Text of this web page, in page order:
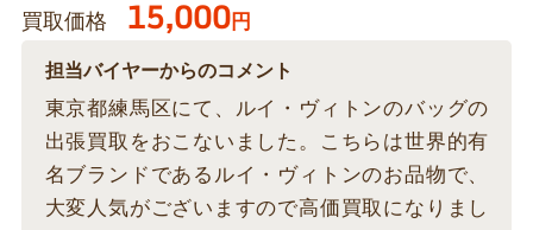
買取価格 15,000円
担当バイヤーからのコメント
東京都練馬区にて、ルイ・ヴィトンのバッグの
出張買取をおこないました。こちらは世界的有
名ブランドであるルイ・ヴィトンのお品物で、
大変人気がございますので高価買取になりまし